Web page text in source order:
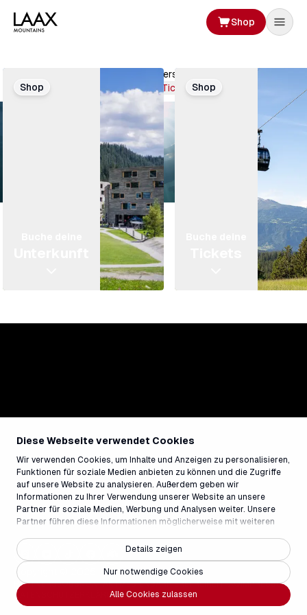
Diese Webseite verwendet Cookies
Wir verwenden Cookies, um Inhalte und Anzeigen zu personalisieren,
Funktionen für soziale Medien anbieten zu können und die Zugriffe
auf unsere Website zu analysieren. Außerdem geben wir
Informationen zu Ihrer Verwendung unserer Website an unsere
Partner für soziale Medien, Werbung und Analysen weiter. Unsere
Partner führen diese Informationen möglicherweise mit weiteren
Rahmen Ihrer Nutzung der Dienste gesammelt haben.
Alle Cookies zulassen
Nur notwendige Cookies
Details zeigen
Shop
Mach dich bereit! Die Sommersaison hat gestartet.
Buche deine Tickets
Shop Shop
Copyright © 2025 - Weisse Arena Gruppe
PARTNERSJOBSKONTAKTMEDIENBARRIEREFREIHEITFAQIMPRESSUM
DATENSCHUTZERKLÄRUNG AGB